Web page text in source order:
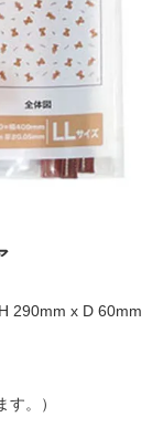
290mm x D 60mm
。）